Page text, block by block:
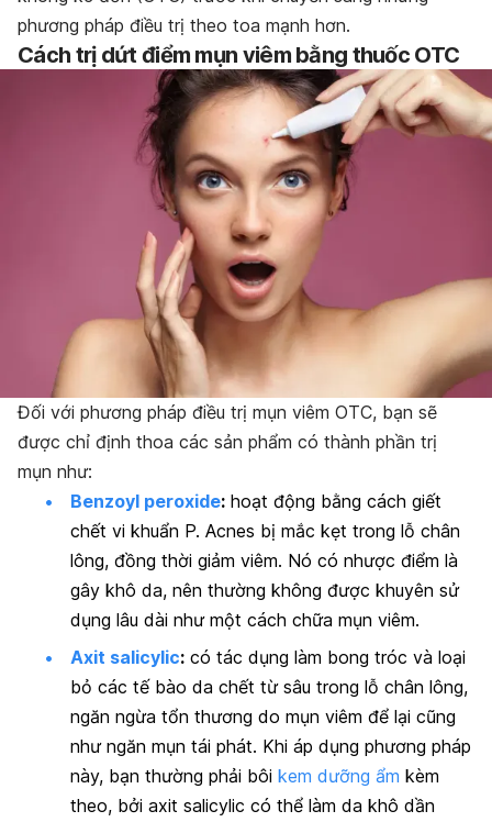
phương pháp điều trị theo toa mạnh hơn.
Cách trị dứt điểm mụn viêm bằng thuốc OTC
Đối với phương pháp điều trị mụn viêm OTC, bạn sẽ
được chỉ định thoa các sản phẩm có thành phần trị
mụn như:
Benzoyl peroxide: hoạt động bằng cách giết
chết vi khuẩn P. Acnes bị mắc kẹt trong lỗ chân
lông, đồng thời giảm viêm. Nó có nhược điểm là
gây khô da, nên thường không được khuyên sử
dụng lâu dài như một cách chữa mụn viêm.
Axit salicylic: có tác dụng làm bong tróc và loại
bỏ các tế bào da chết từ sâu trong lỗ chân lông,
ngăn ngừa tổn thương do mụn viêm để lại cũng
như ngăn mụn tái phát. Khi áp dụng phương pháp
này, bạn thường phải bôi kem dưỡng ẩm kèm
theo, bởi axit salicylic có thể làm da khô dần